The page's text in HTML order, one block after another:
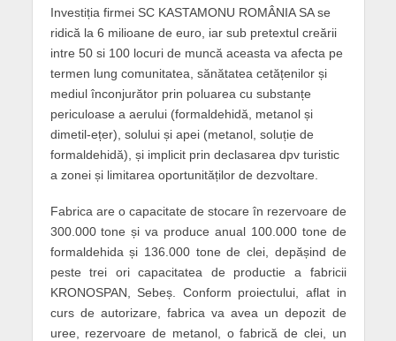
Investiția firmei SC KASTAMONU ROMÂNIA SA se
ridică la 6 milioane de euro, iar sub pretextul creării
intre 50 si 100 locuri de muncă aceasta va afecta pe
termen lung comunitatea, sănătatea cetățenilor și
mediul înconjurător prin poluarea cu substanțe
periculoase a aerului (formaldehidă, metanol și
dimetil-ețer), solului și apei (metanol, soluție de
formaldehidă), și implicit prin declasarea dpv turistic
a zonei și limitarea oportunităților de dezvoltare.
Fabrica are o capacitate de stocare în rezervoare de
300.000 tone și va produce anual 100.000 tone de
formaldehida și 136.000 tone de clei, depășind de
peste trei ori capacitatea de productie a fabricii
KRONOSPAN, Sebeș. Conform proiectului, aflat in
curs de autorizare, fabrica va avea un depozit de
uree, rezervoare de metanol, o fabrică de clei, un